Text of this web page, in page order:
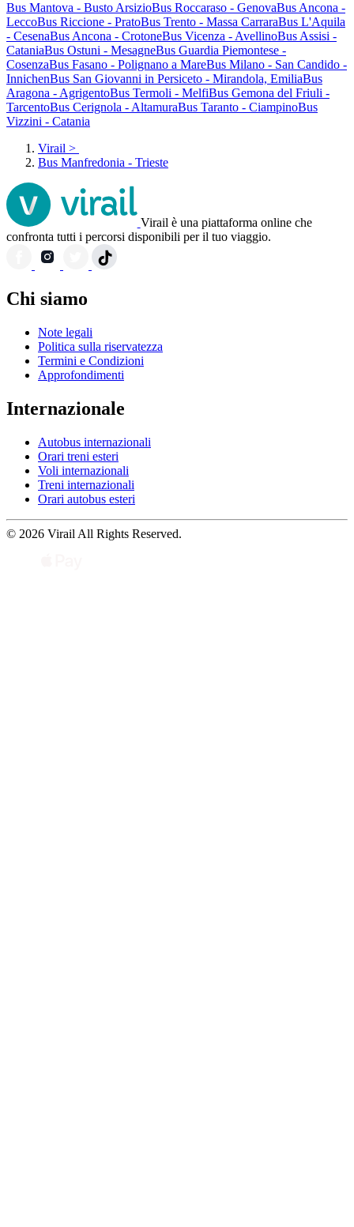
Bus Mantova - Busto ArsizioBus Roccaraso - GenovaBus Ancona -
LeccoBus Riccione - PratoBus Trento - Massa CarraraBus L'Aquila
- CesenaBus Ancona - CrotoneBus Vicenza - AvellinoBus Assisi -
CataniaBus Ostuni - MesagneBus Guardia Piemontese -
CosenzaBus Fasano - Polignano a MareBus Milano - San Candido -
InnichenBus San Giovanni in Persiceto - Mirandola, EmiliaBus
Aragona - AgrigentoBus Termoli - MelfiBus Gemona del Friuli -
TarcentoBus Cerignola - AltamuraBus Taranto - CiampinoBus
Vizzini - Catania
Virail >
Bus Manfredonia - Trieste
Virail è una piattaforma online che
confronta tutti i percorsi disponibili per il tuo viaggio.
Chi siamo
Note legali
Politica sulla riservatezza
Termini e Condizioni
Approfondimenti
Internazionale
Autobus internazionali
Orari treni esteri
Voli internazionali
Treni internazionali
Orari autobus esteri
© 2026 Virail All Rights Reserved.